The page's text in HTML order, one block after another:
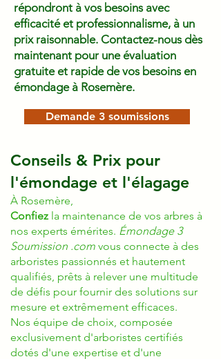
répondront à vos besoins avec
efficacité et professionnalisme, à un
prix raisonnable. Contactez-nous dès
maintenant pour une évaluation
gratuite et rapide de vos besoins en
émondage à Rosemère.
Demande 3 soumissions
Conseils & Prix pour
l'émondage et l'élagage
À Rosemère,
Confiez la maintenance de vos arbres à
nos experts émérites. Émondage 3
Soumission .com vous connecte à des
arboristes passionnés et hautement
qualifiés, prêts à relever une multitude
de défis pour fournir des solutions sur
mesure et extrêmement efficaces.
Nos équipe de choix, composée
exclusivement d'arboristes certifiés
dotés d'une expertise et d'une